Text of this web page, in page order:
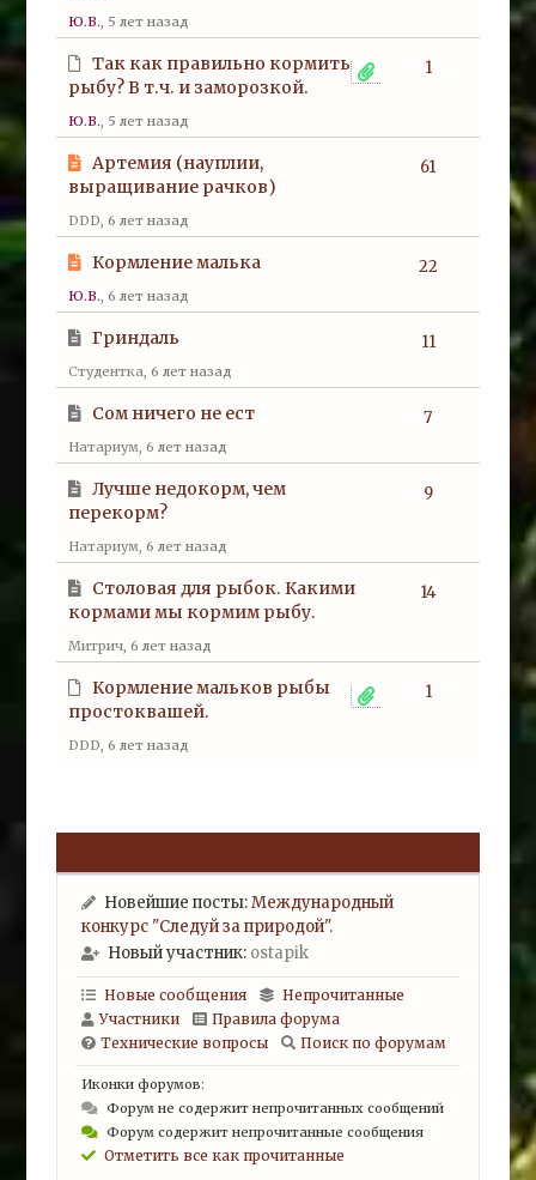
Ю.В. , 5 лет назад
Так как правильно кормить
рыбу? В т.ч. и заморозкой.
Ю.В. , 5 лет назад
1
Артемия (науплии,
выращивание рачков)
DDD , 6 лет назад
61
Кормление малька
Ю.В. , 6 лет назад
22
Гриндаль
Студентка , 6 лет назад
11
Сом ничего не ест
Натариум , 6 лет назад
7
Лучше недокорм, чем
перекорм?
Натариум , 6 лет назад
9
Столовая для рыбок. Какими
кормами мы кормим рыбу.
Митрич , 6 лет назад
14
Кормление мальков рыбы
простоквашей.
DDD , 6 лет назад
1
Новейшие посты:Международный
конкурс "Следуй за природой".
Новый участник: ostapik
Новые сообщения
Непрочитанные
Участники
Правила форума
Технические вопросы
Поиск по форумам
Иконки форумов:
Форум не содержит непрочитанных сообщений
Форум содержит непрочитанные сообщения
Отметить все как прочитанные